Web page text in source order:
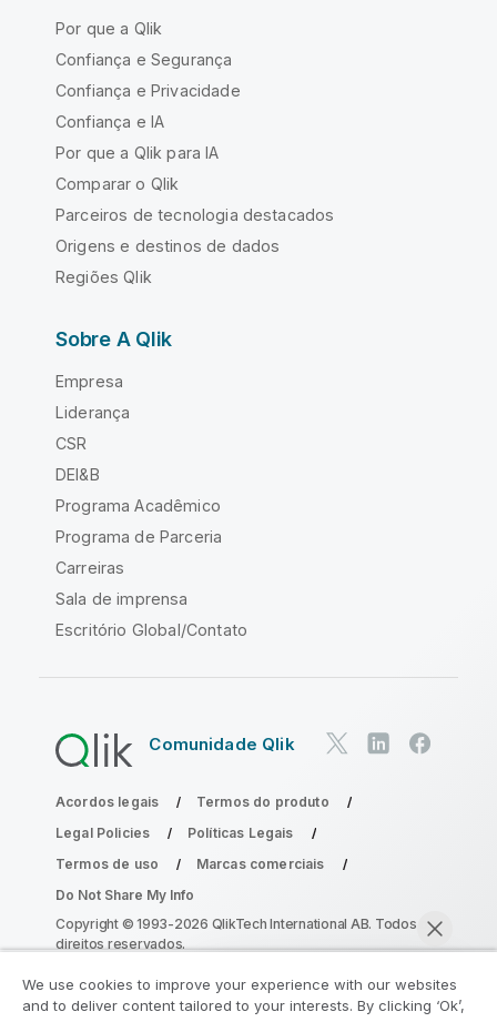
Por que a Qlik
Confiança e Segurança
Confiança e Privacidade
Confiança e IA
Por que a Qlik para IA
Comparar o Qlik
Parceiros de tecnologia destacados
Origens e destinos de dados
Regiões Qlik
Sobre A Qlik
Empresa
Liderança
CSR
DEI&B
Programa Acadêmico
Programa de Parceria
Carreiras
Sala de imprensa
Escritório Global/Contato
Comunidade Qlik
Acordos legais
Termos do produto
Legal Policies
Políticas Legais
Termos de uso
Marcas comerciais
Do Not Share My Info
Copyright © 1993-2026 QlikTech International AB. Todos os
direitos reservados.
We use cookies to improve your experience with our websites
and to deliver content tailored to your interests. By clicking ‘Ok’,